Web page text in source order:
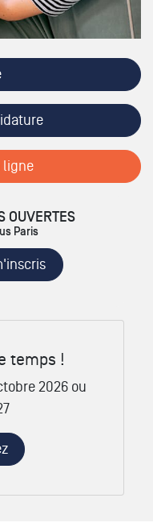
ligne
OUVERTES
Paris
temps !
2026 ou